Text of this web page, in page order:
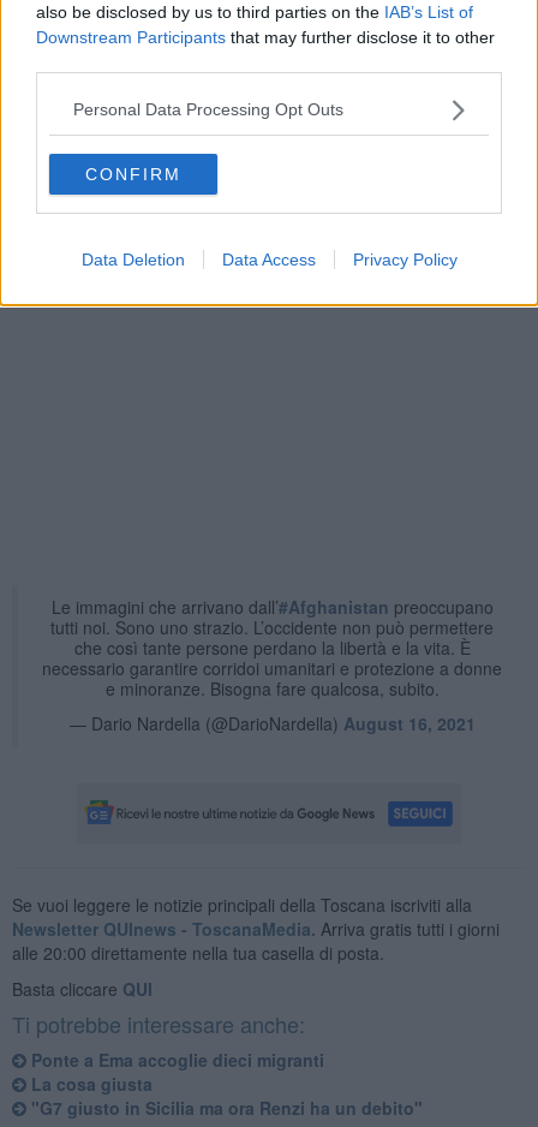
also be disclosed by us to third parties on the IAB’s List of
Downstream Participants that may further disclose it to other
Personal Data Processing Opt Outs
CONFIRM
Data Deletion Data Access Privacy Policy
Le immagini che arrivano dall’#Afghanistan preoccupano
tutti noi. Sono uno strazio. L’occidente non può permettere
che così tante persone perdano la libertà e la vita. È
necessario garantire corridoi umanitari e protezione a donne
e minoranze. Bisogna fare qualcosa, subito.
— Dario Nardella (@DarioNardella) August 16, 2021
Se vuoi leggere le notizie principali della Toscana iscriviti alla
Newsletter QUInews - ToscanaMedia. Arriva gratis tutti i giorni
alle 20:00 direttamente nella tua casella di posta.
Basta cliccare QUI
Ti potrebbe interessare anche:
Ponte a Ema accoglie dieci migranti
La cosa giusta
"G7 giusto in Sicilia ma ora Renzi ha un debito"